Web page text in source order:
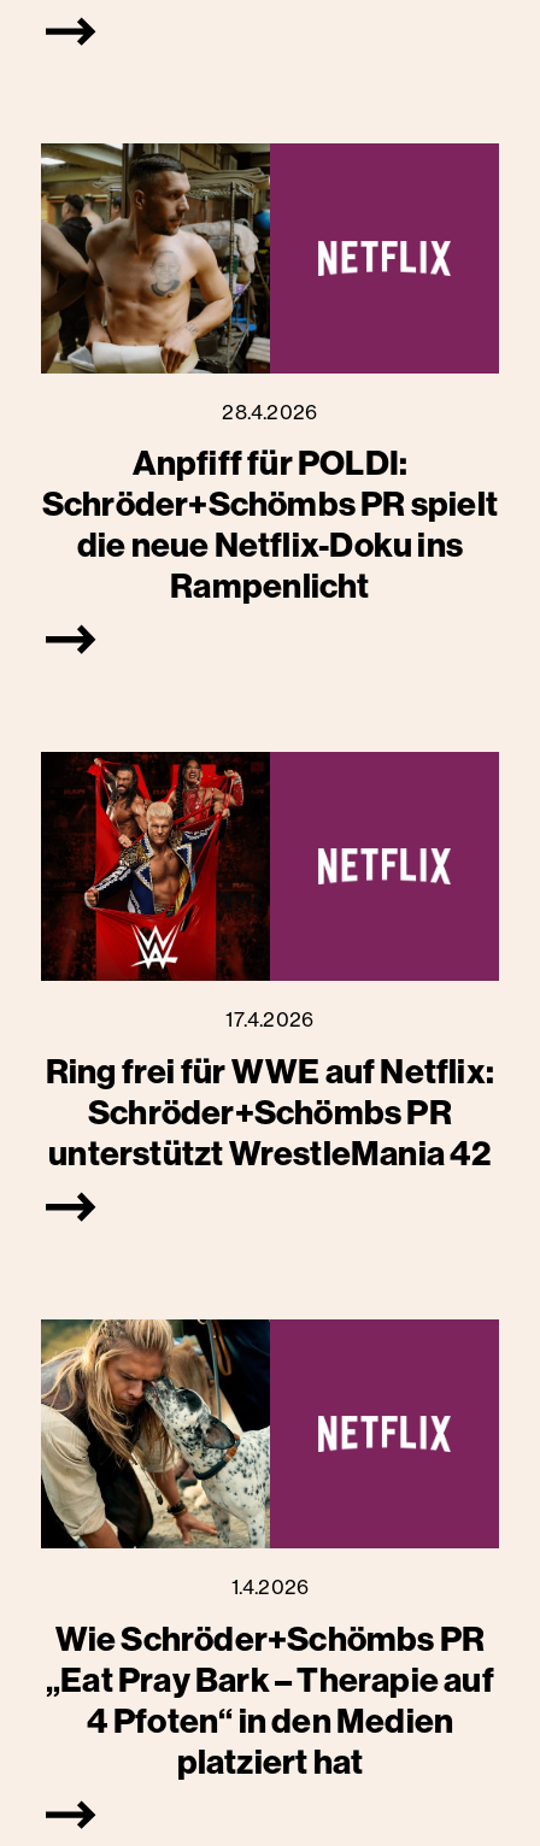
28.4.2026
Anpfiff für POLDI:
Schröder+Schömbs PR spielt
die neue Netflix-Doku ins
Rampenlicht
17.4.2026
Ring frei für WWE auf Netflix:
Schröder+Schömbs PR
unterstützt WrestleMania 42
1.4.2026
Wie Schröder+Schömbs PR
„Eat Pray Bark – Therapie auf
4 Pfoten“ in den Medien
platziert hat